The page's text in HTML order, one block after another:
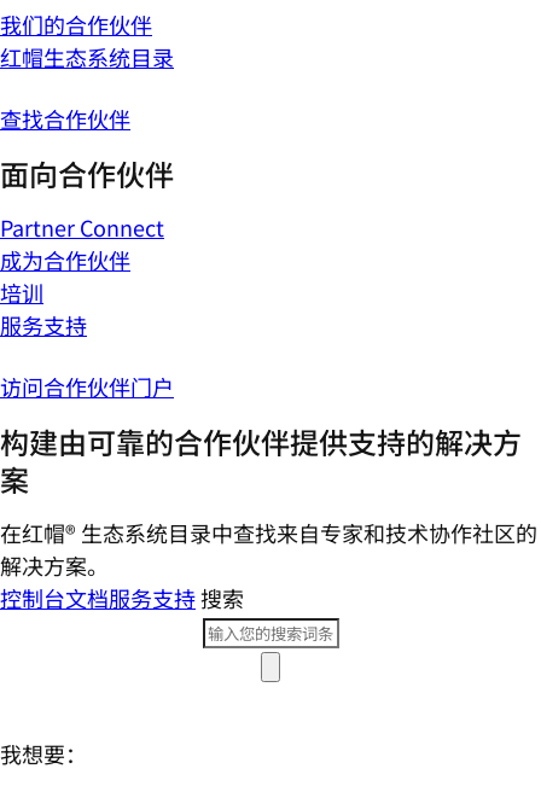
我们的合作伙伴
红帽生态系统目录
查找合作伙伴
面向合作伙伴
Partner Connect
成为合作伙伴
培训
服务支持
访问合作伙伴门户
构建由可靠的合作伙伴提供支持的解决方
案
在红帽® 生态系统目录中查找来自专家和技术协作社区的
解决方案。
控制台文档服务支持搜索
我想要：